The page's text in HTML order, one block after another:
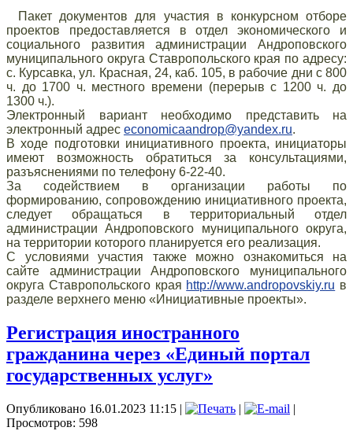
Пакет документов для участия в конкурсном отборе
проектов предоставляется в отдел экономического и
социального развития администрации Андроповского
муниципального округа Ставропольского края по адресу:
с. Курсавка, ул. Красная, 24, каб. 105, в рабочие дни с 800
ч. до 1700 ч. местного времени (перерыв с 1200 ч. до
1300 ч.).
Электронный вариант необходимо представить на
электронный адрес economicaandrop@yandex.ru.
В ходе подготовки инициативного проекта, инициаторы
имеют возможность обратиться за консультациями,
разъяснениями по телефону 6-22-40.
За содействием в организации работы по
формированию, сопровождению инициативного проекта,
следует обращаться в территориальный отдел
администрации Андроповского муниципального округа,
на территории которого планируется его реализация.
С условиями участия также можно ознакомиться на
сайте администрации Андроповского муниципального
округа Ставропольского края http://www.andropovskiy.ru в
разделе верхнего меню «Инициативные проекты».
Регистрация иностранного
гражданина через «Единый портал
государственных услуг»
Опубликовано 16.01.2023 11:15 | |
|
Просмотров: 598